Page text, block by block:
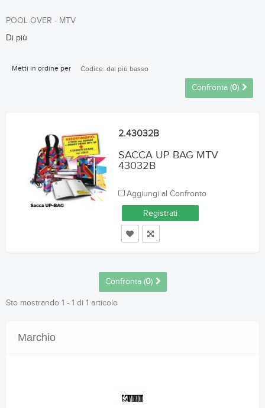
POOL OVER - MTV
Di più
Metti in ordine per Codice: dal più basso
Confronta (0)
2.43032B
SACCA UP BAG MTV
43032B
Aggiungi al Confronto
Registrati
Confronta (0)
Sto mostrando 1 - 1 di 1 articolo
Marchio